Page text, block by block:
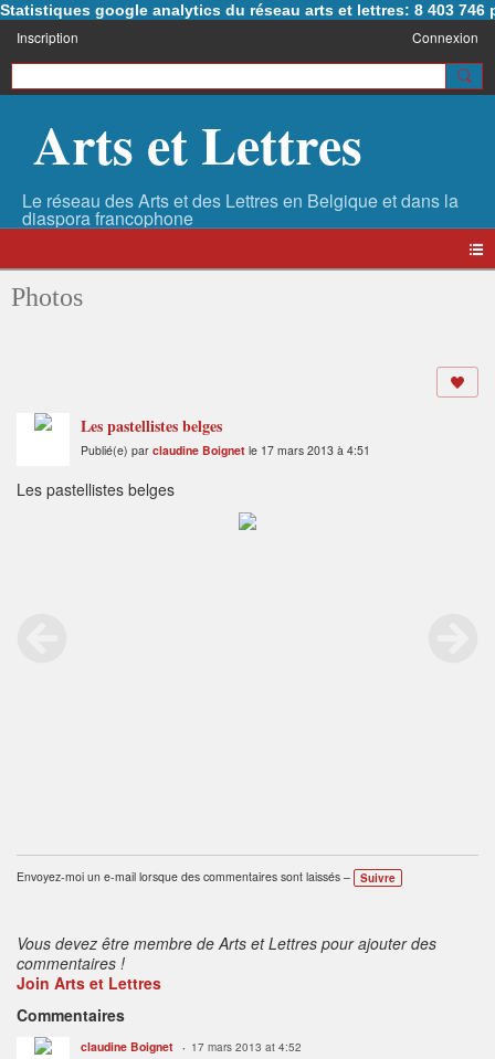
Statistiques google analytics du réseau arts et lettres: 8 403 746
Inscription Connexion
Arts et Lettres
Photos
Les pastellistes belges
Publié(e) par claudine Boignet le 17 mars 2013 à 4:51
Les pastellistes belges
Envoyez-moi un e-mail lorsque des commentaires sont laissés – Suivre
Vous devez être membre de Arts et Lettres pour ajouter des
commentaires !
Join Arts et Lettres
Commentaires
claudine Boignet 17 mars 2013 at 4:52